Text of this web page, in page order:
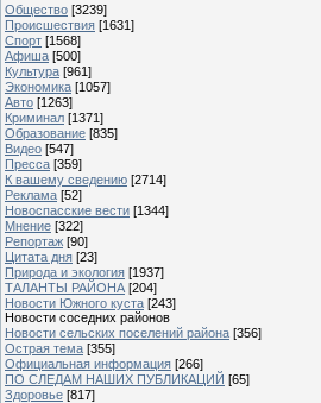
Общество [3239]
Происшествия [1631]
Спорт [1568]
Афиша [500]
Культура [961]
Экономика [1057]
Авто [1263]
Криминал [1371]
Образование [835]
Видео [547]
Пресса [359]
К вашему сведению [2714]
Реклама [52]
Новоспасские вести [1344]
Мнение [322]
Репортаж [90]
Цитата дня [23]
Природа и экология [1937]
ТАЛАНТЫ РАЙОНА [204]
Новости Южного куста [243]
Новости соседних районов
Новости сельских поселений района [356]
Острая тема [355]
Официальная информация [266]
ПО СЛЕДАМ НАШИХ ПУБЛИКАЦИЙ [65]
Здоровье [817]